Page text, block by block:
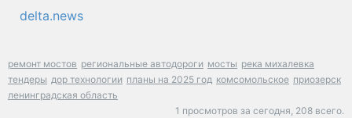
delta.news
ремонт мостов региональные автодороги мосты река михалевка
тендеры дор технологии планы на 2025 год комсомольское приозерск
ленинградская область
1 просмотров за сегодня, 208 всего.